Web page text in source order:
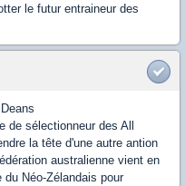
le futur entraineur des
de sélectionneur des All
la tête d'une autre antion
australienne vient en
Néo-Zélandais pour